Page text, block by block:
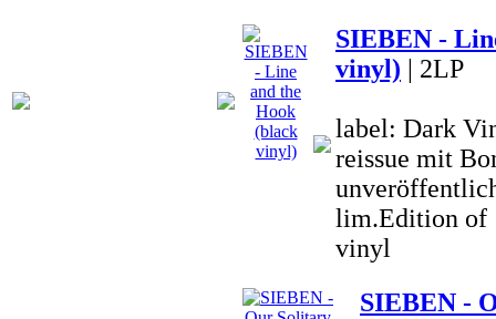
SIEBEN -
vinyl) | 2LP
label: Dark
reissue mit
lim.Edition of
vinyl
SIEBEN -